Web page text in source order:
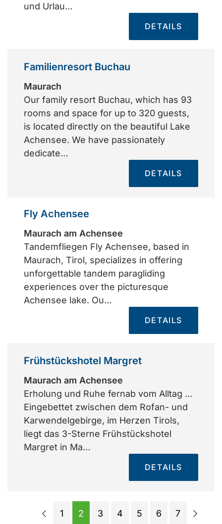
und Urlau…
DETAILS
Familienresort Buchau
Maurach
Our family resort Buchau, which has 93
rooms and space for up to 320 guests,
is located directly on the beautiful Lake
Achensee. We have passionately
dedicate…
DETAILS
Fly Achensee
Maurach am Achensee
Tandemfliegen Fly Achensee, based in
Maurach, Tirol, specializes in offering
unforgettable tandem paragliding
experiences over the picturesque
Achensee lake. Ou…
DETAILS
Frühstückshotel Margret
Maurach am Achensee
Erholung und Ruhe fernab vom Alltag ...
Eingebettet zwischen dem Rofan- und
Karwendelgebirge, im Herzen Tirols,
liegt das 3-Sterne Frühstückshotel
Margret in Ma…
DETAILS
1 2 3 4 5 6 7